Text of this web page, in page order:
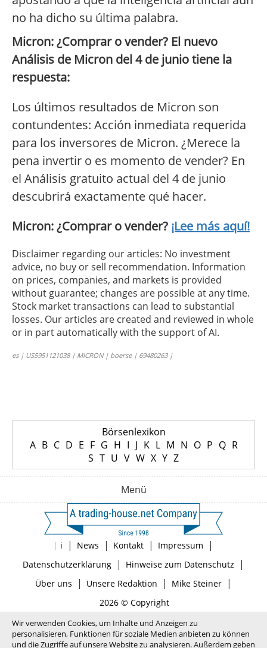
no ha dicho su última palabra.
Micron: ¿Comprar o vender? El nuevo
Análisis de Micron del 4 de junio tiene la
respuesta:
Los últimos resultados de Micron son
contundentes: Acción inmediata requerida
para los inversores de Micron. ¿Merece la
pena invertir o es momento de vender? En
el Análisis gratuito actual del 4 de junio
descubrirá exactamente qué hacer.
Micron: ¿Comprar o vender? ¡Lee más aquí!
Disclaimer regarding our articles: No investment
advice, no buy or sell recommendation. Information
on prices, companies, and markets is provided
without guarantee; changes are possible at any time.
Stock market transactions can lead to substantial
losses. Our articles are created and reviewed in whole
or in part automatically with the support of AI.
es | US5951121038 | MICRON | boerse | 69480263 |
Börsenlexikon
A B C D E F G H I J K L M N O P Q R
S T U V W X Y Z
Menü
| i | News | Kontakt | Impressum |
Datenschutzerklärung| Hinweise zum Datenschutz |
Über uns | Unsere Redaktion | Mike Steiner|
2026 © Copyright
Wir verwenden Cookies, um Inhalte und Anzeigen zu
personalisieren, Funktionen für soziale Medien anbieten zu können
und die Zugriffe auf unsere Website zu analysieren. Außerdem geben